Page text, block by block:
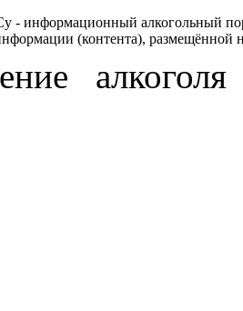
- информационный алкогольный
(контента), размещённой